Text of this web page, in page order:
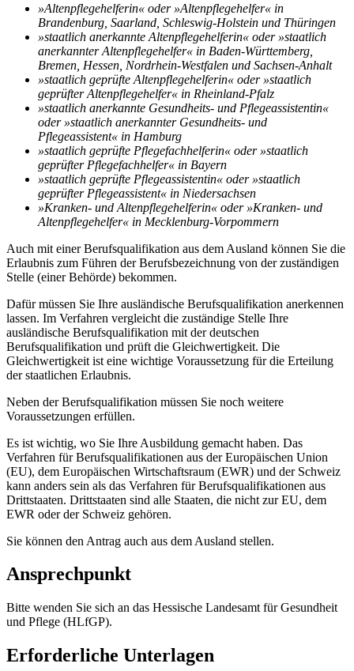
»Altenpflegehelferin« oder »Altenpflegehelfer« in
Brandenburg, Saarland, Schleswig-Holstein und Thüringen
»staatlich anerkannte Altenpflegehelferin« oder »staatlich
anerkannter Altenpflegehelfer« in Baden-Württemberg,
Bremen, Hessen, Nordrhein-Westfalen und Sachsen-Anhalt
»staatlich geprüfte Altenpflegehelferin« oder »staatlich
geprüfter Altenpflegehelfer« in Rheinland-Pfalz
»staatlich anerkannte Gesundheits- und Pflegeassistentin«
oder »staatlich anerkannter Gesundheits- und
Pflegeassistent« in Hamburg
»staatlich geprüfte Pflegefachhelferin« oder »staatlich
geprüfter Pflegefachhelfer« in Bayern
»staatlich geprüfte Pflegeassistentin« oder »staatlich
geprüfter Pflegeassistent« in Niedersachsen
»Kranken- und Altenpflegehelferin« oder »Kranken- und
Altenpflegehelfer« in Mecklenburg-Vorpommern
Auch mit einer Berufsqualifikation aus dem Ausland können Sie die
Erlaubnis zum Führen der Berufsbezeichnung von der zuständigen
Stelle (einer Behörde) bekommen.
Dafür müssen Sie Ihre ausländische Berufsqualifikation anerkennen
lassen. Im Verfahren vergleicht die zuständige Stelle Ihre
ausländische Berufsqualifikation mit der deutschen
Berufsqualifikation und prüft die Gleichwertigkeit. Die
Gleichwertigkeit ist eine wichtige Voraussetzung für die Erteilung
der staatlichen Erlaubnis.
Neben der Berufsqualifikation müssen Sie noch weitere
Voraussetzungen erfüllen.
Es ist wichtig, wo Sie Ihre Ausbildung gemacht haben. Das
Verfahren für Berufsqualifikationen aus der Europäischen Union
(EU), dem Europäischen Wirtschaftsraum (EWR) und der Schweiz
kann anders sein als das Verfahren für Berufsqualifikationen aus
Drittstaaten. Drittstaaten sind alle Staaten, die nicht zur EU, dem
EWR oder der Schweiz gehören.
Sie können den Antrag auch aus dem Ausland stellen.
Ansprechpunkt
Bitte wenden Sie sich an das Hessische Landesamt für Gesundheit
und Pflege (HLfGP).
Erforderliche Unterlagen